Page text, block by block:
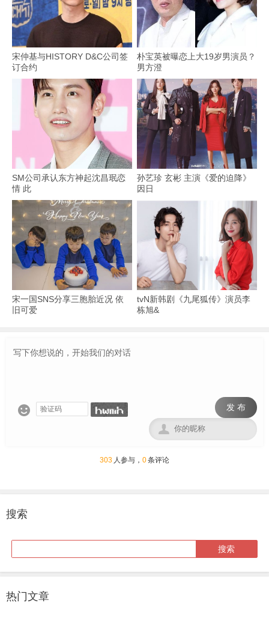
宋仲基与HISTORY D&C公司签
订合约
朴宝英被曝恋上大19岁男演员？
男方澄
SM公司承认东方神起沈昌珉恋
情 此
孙艺珍 玄彬 主演《爱的迫降》
因日
宋一国SNS分享三胞胎近况 依
旧可爱
tvN新韩剧《九尾狐传》演员李
栋旭&
 发 布

303 人参与， 0条评论
搜索
热门文章